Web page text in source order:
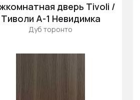
дверь Tivoli /
Тиволи А-1 Невидимка
Дуб торонто